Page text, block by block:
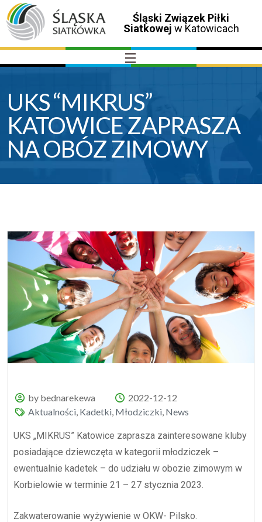
Śląski Związek Piłki
Siatkowej w Katowicach
UKS “MIKRUS”
KATOWICE ZAPRASZA
NA OBÓZ ZIMOWY
by bednarekewa
2022-12-12
Aktualności Kadetki Młodziczki News
UKS „MIKRUS” Katowice zaprasza zainteresowane kluby
posiadające dziewczęta w kategorii młodziczek –
ewentualnie kadetek – do udziału w obozie zimowym w
Korbielowie w terminie 21 – 27 stycznia 2023.
Zakwaterowanie wyżywienie w OKW- Pilsko.